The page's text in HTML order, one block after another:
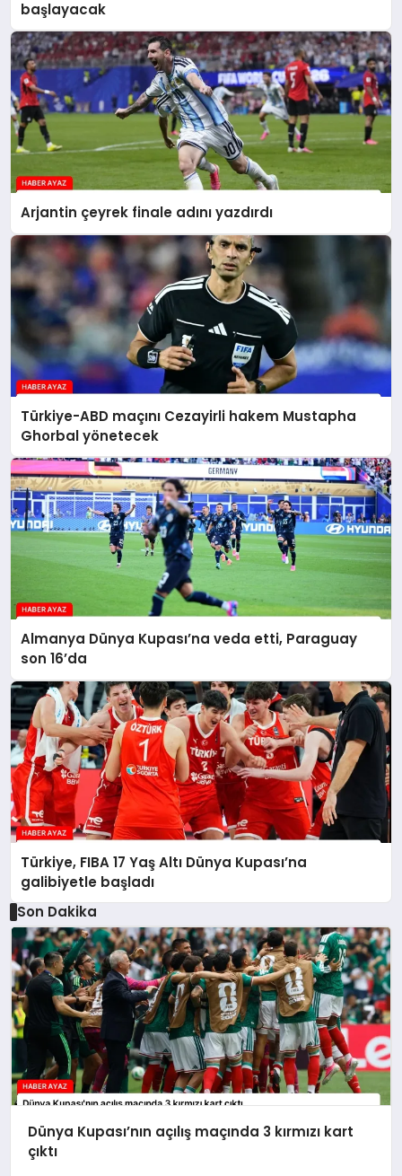
başlayacak
Arjantin çeyrek finale adını yazdırdı
Türkiye-ABD maçını Cezayirli hakem Mustapha
Ghorbal yönetecek
Almanya Dünya Kupası’na veda etti, Paraguay
son 16’da
Türkiye, FIBA 17 Yaş Altı Dünya Kupası’na
galibiyetle başladı
Son Dakika
Dünya Kupası’nın açılış maçında 3 kırmızı kart
çıktı